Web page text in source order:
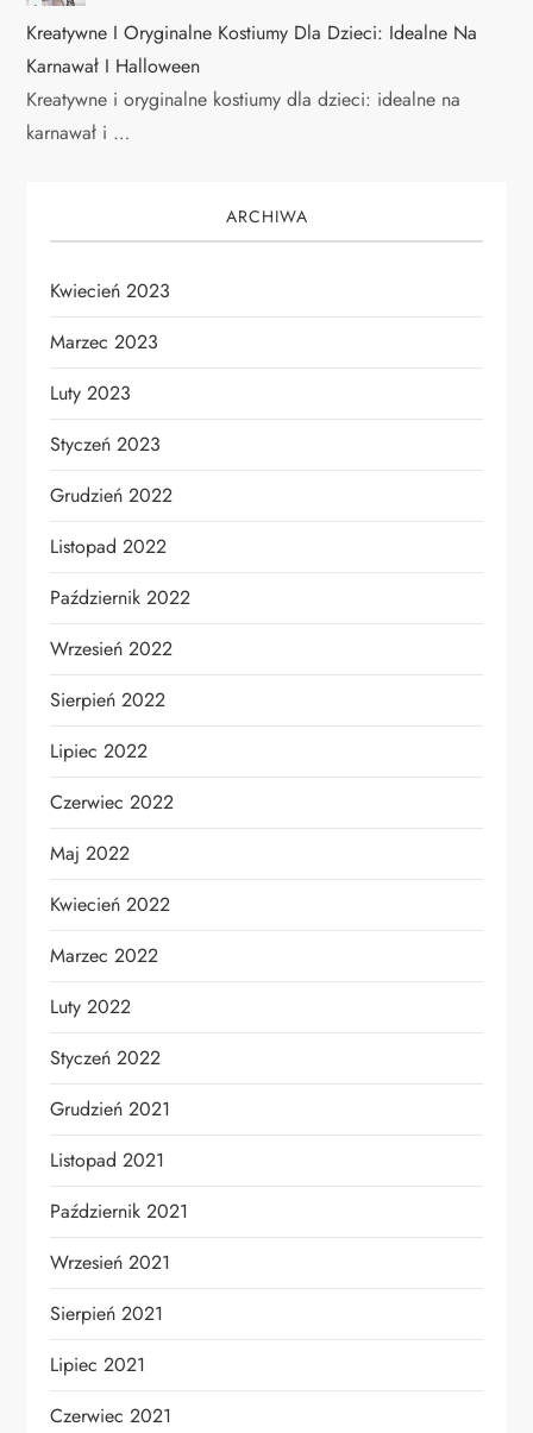
Kreatywne I Oryginalne Kostiumy Dla Dzieci: Idealne Na
Karnawał I Halloween
Kreatywne i oryginalne kostiumy dla dzieci: idealne na
karnawał i …
ARCHIWA
Kwiecień 2023
Marzec 2023
Luty 2023
Styczeń 2023
Grudzień 2022
Listopad 2022
Październik 2022
Wrzesień 2022
Sierpień 2022
Lipiec 2022
Czerwiec 2022
Maj 2022
Kwiecień 2022
Marzec 2022
Luty 2022
Styczeń 2022
Grudzień 2021
Listopad 2021
Październik 2021
Wrzesień 2021
Sierpień 2021
Lipiec 2021
Czerwiec 2021